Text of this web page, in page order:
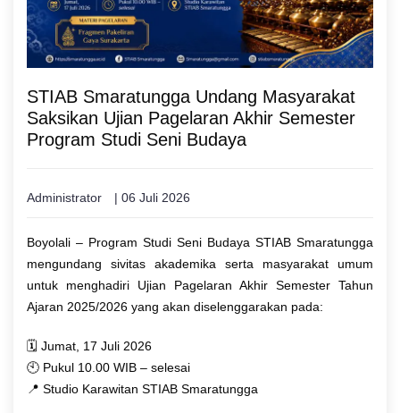
STIAB Smaratungga Undang Masyarakat
Saksikan Ujian Pagelaran Akhir Semester
Program Studi Seni Budaya
Administrator | 06 Juli 2026
Boyolali – Program Studi Seni Budaya STIAB Smaratungga
mengundang sivitas akademika serta masyarakat umum
untuk menghadiri Ujian Pagelaran Akhir Semester Tahun
Ajaran 2025/2026 yang akan diselenggarakan pada:
🗓 Jumat, 17 Juli 2026
🕙 Pukul 10.00 WIB – selesai
📍 Studio Karawitan STIAB Smaratungga